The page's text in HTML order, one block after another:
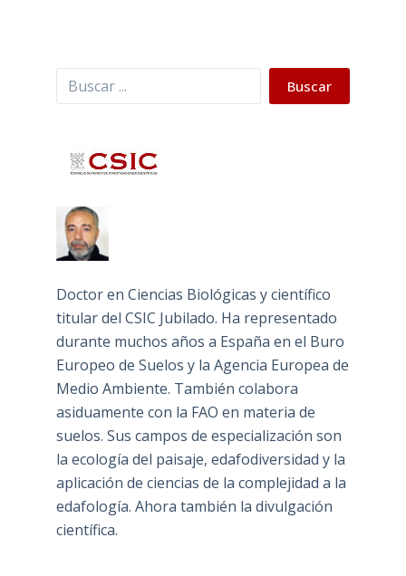
Buscar Buscar
Doctor en Ciencias Biológicas y científico
titular del CSIC Jubilado. Ha representado
durante muchos años a España en el Buro
Europeo de Suelos y la Agencia Europea de
Medio Ambiente. También colabora
asiduamente con la FAO en materia de
suelos. Sus campos de especialización son
la ecología del paisaje, edafodiversidad y la
aplicación de ciencias de la complejidad a la
edafología. Ahora también la divulgación
científica.